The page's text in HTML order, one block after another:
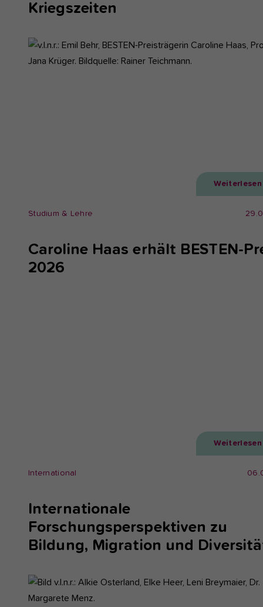
Kriegszeiten
Weiterlesen
Studium & Lehre
Caroline Haas erhält BESTEN-
2026
Weiterlesen
International
Internationale
Forschungsperspektiven zu
Bildung, Migration und